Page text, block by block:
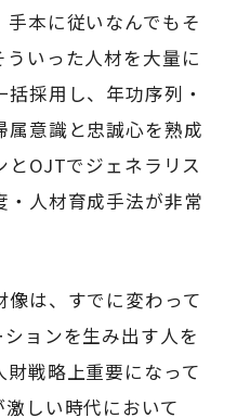
本に従いなんでもそ
いった人材を大量に
採用し、年功序列・
属意識と忠誠心を熟成
とOJTでジェネラリス
・人材育成手法が非常
像は、すでに変わって
ョンを生み出す人を
戦略上重要になって
しい時代において